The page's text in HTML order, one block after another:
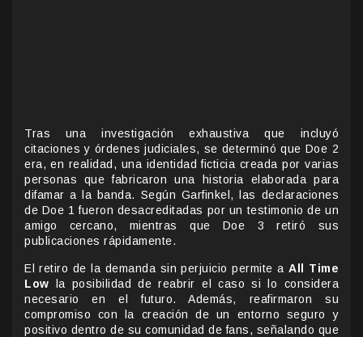
Tras una investigación exhaustiva que incluyó
citaciones y órdenes judiciales, se determinó que Doe 2
era, en realidad, una identidad ficticia creada por varias
personas que fabricaron una historia elaborada para
difamar a la banda. Según Garfinkel, las declaraciones
de Doe 1 fueron desacreditadas por un testimonio de un
amigo cercano, mientras que Doe 3 retiró sus
publicaciones rápidamente.
El retiro de la demanda sin perjuicio permite aAll Time
Low la posibilidad de reabrir el caso si lo considera
necesario en el futuro. Además, reafirmaron su
compromiso con la creación de un entorno seguro y
positivo dentro de su comunidad de fans, señalando que